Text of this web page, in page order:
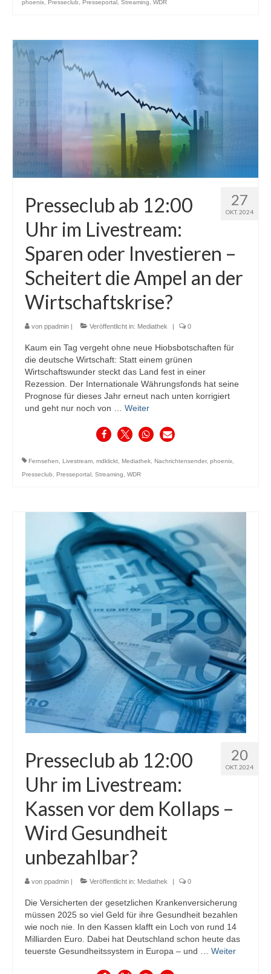
phoenix Presseclub Presseportal Streaming WDR
27
OKT. 2024
Presseclub ab 12:00
Uhr im Livestream:
Sparen oder Investieren –
Scheitert die Ampel an der
Wirtschaftskrise?
von ppadmin Veröffentlicht in: Mediathek 0
Kaum ein Tag vergeht ohne neue Hiobsbotschaften für
die deutsche Wirtschaft: Statt einem grünen
Wirtschaftswunder steckt das Land fest in einer
Rezession. Der Internationale Währungsfonds hat seine
Prognose für dieses Jahr erneut nach unten korrigiert
und geht nur noch von … Weiter
Fernsehen, Livestream, mdklickt, Mediathek, Nachrichtensender, phoenix,
Presseclub, Presseportal , Streaming, WDR
20
OKT. 2024
Presseclub ab 12:00
Uhr im Livestream:
Kassen vor dem Kollaps –
Wird Gesundheit
unbezahlbar?
von ppadmin Veröffentlicht in: Mediathek 0
Die Versicherten der gesetzlichen Krankenversicherung
müssen 2025 so viel Geld für ihre Gesundheit bezahlen
wie noch nie. In den Kassen klafft ein Loch von rund 14
Milliarden Euro. Dabei hat Deutschland schon heute das
teuerste Gesundheitssystem in Europa – und … Weiter